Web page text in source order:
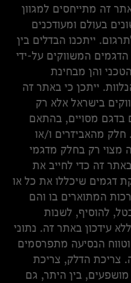
זה מתייחסים למגוון
בעולם ומעודכנים
ייתכנו הבדלים בין
המשווקים על-ידי
והן מבחינת
ייתכן כי באתר זה
בישראל אלא רק
בדגם מסויים, בהתאם
חלק מהאביזרים ו/או
מצוי רק בחלק מדגמי
זה כדי לחייב את
דגמים שיכללו את כל או
המתוארים בו והם
להוסיף, לשנות
עידכון באתר זה. נתוני
הנסיעה מתפרסמים
צריכת הדלק, צריכת
בין היתר, גם